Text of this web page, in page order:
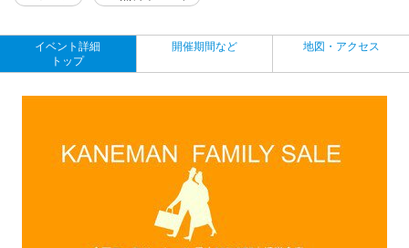
イベント詳細
トップ
開催期間など 地図・アクセス